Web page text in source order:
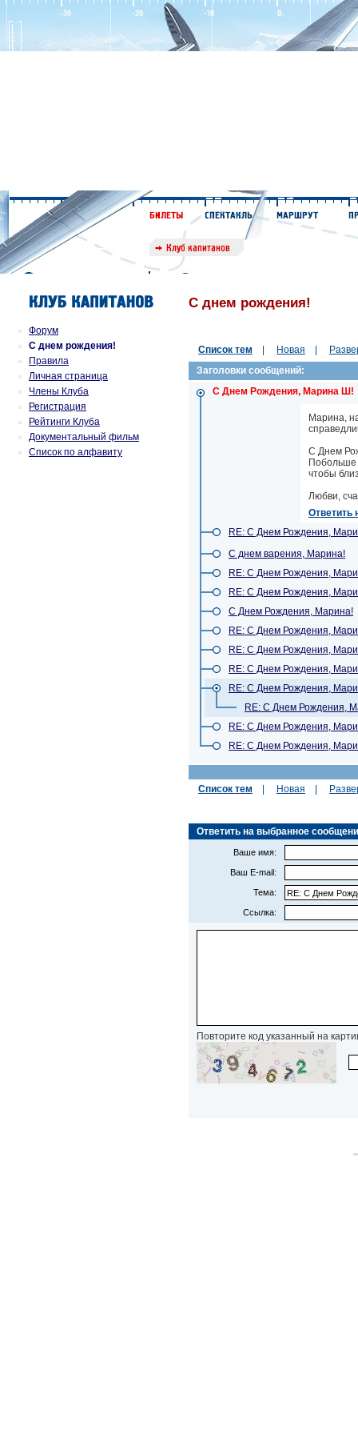
Форум
С днем рождения!
Правила
Личная страница
Члены Клуба
Регистрация
Рейтинги Клуба
Документальный фильм
Список по алфавиту
С днем рождения!
Список тем Новая
Заголовки сообщений:
С Днем Рождения, Марина Ш!
Марина,
С Днем
Побольше
чтобы
Любви,
Ответить
RE: С Днем Рождения,
С днем варения, Марина!
RE: С Днем Рождения,
RE: С Днем Рождения,
С Днем Рождения, Марина!
RE: С Днем Рождения,
RE: С Днем Рождения,
RE: С Днем Рождения,
RE: С Днем Рождения,
RE: С Днем Рождения,
RE: С Днем Рождения,
RE: С Днем Рождения,
Список тем Новая
Ответить на выбранное
Ваше имя:
Ваш E-mail:
Тема:
Ссылка:
Повторите код указанный на